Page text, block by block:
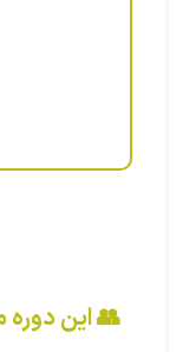
👥 این